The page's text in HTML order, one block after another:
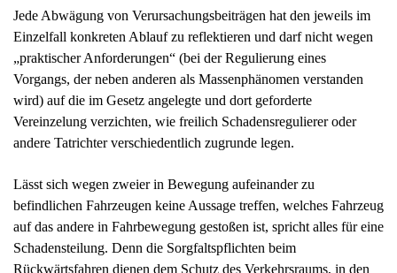
Einzelfall konkreten Ablauf zu reflektieren und darf nicht wegen
„praktischer Anforderungen“ (bei der Regulierung eines
Vorgangs, der neben anderen als Massenphänomen verstanden
wird) auf die im Gesetz angelegte und dort geforderte
Vereinzelung verzichten, wie freilich Schadensregulierer oder
andere Tatrichter verschiedentlich zugrunde legen.
befindlichen Fahrzeugen keine Aussage treffen, welches Fahrzeug
auf das andere in Fahrbewegung gestoßen ist, spricht alles für eine
Schadensteilung. Denn die Sorgfaltspflichten beim
Rückwärtsfahren dienen dem Schutz des Verkehrsraums, in den
das Fahrzeug fahren soll und den der Fahrer nicht so gut einsehen